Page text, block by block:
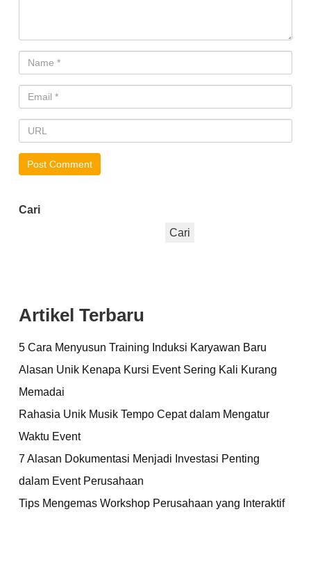
Cari
Cari
Artikel Terbaru
5 Cara Menyusun Training Induksi Karyawan Baru
Alasan Unik Kenapa Kursi Event Sering Kali Kurang
Memadai
Rahasia Unik Musik Tempo Cepat dalam Mengatur
Waktu Event
7 Alasan Dokumentasi Menjadi Investasi Penting
dalam Event Perusahaan
Tips Mengemas Workshop Perusahaan yang Interaktif